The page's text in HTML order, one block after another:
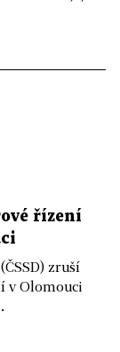
řízení
zruší
v Olomouci